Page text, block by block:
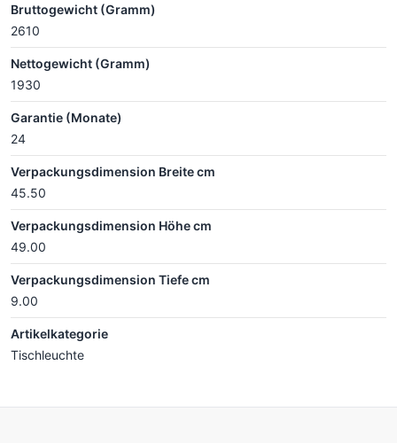
Bruttogewicht (Gramm)
2610
Nettogewicht (Gramm)
1930
Garantie (Monate)
24
Verpackungsdimension Breite cm
45.50
Verpackungsdimension Höhe cm
49.00
Verpackungsdimension Tiefe cm
9.00
Artikelkategorie
Tischleuchte